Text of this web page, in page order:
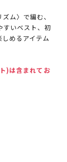
ム〉で編む、
すいベスト、初
めるアイテム
)は含まれてお